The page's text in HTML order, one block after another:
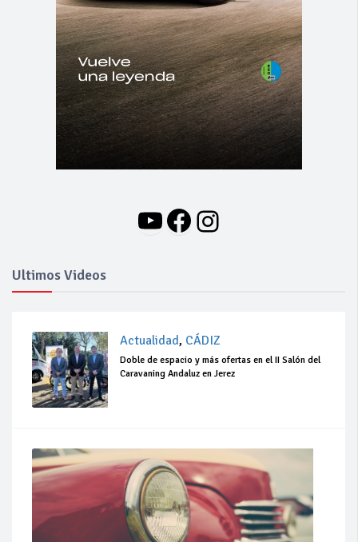
YouTube
Facebook
Instagram
Ultimos Videos
Actualidad, CÁDIZ
Doble de espacio y más ofertas en el II Salón del
Caravaning Andaluz en Jerez